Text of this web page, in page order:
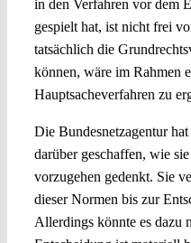
in den Verfahren vor dem
gespielt hat, ist nicht frei
tatsächlich die
können, wäre im Rahmen
Hauptsacheverfahren zu
Die Bundesnetzagentur
darüber geschaffen, wie
vorzugehen gedenkt. Sie
dieser Normen bis zur
Allerdings könnte es dazu